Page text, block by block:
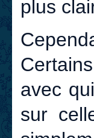
plus
avec
sur